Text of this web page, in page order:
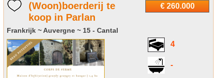
€ 260.000
(Woon)boerderij te
koop in Parlan
Frankrijk ~ Auvergne ~ 15 - Cantal
4
-